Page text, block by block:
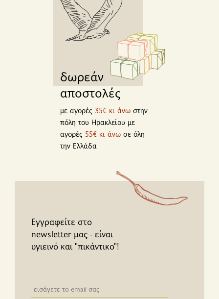
δωρεάν
αποστολές
με αγορές 35€ κι άνω στην
πόλη του Ηρακλείου με
αγορές 55€ κι άνω σε όλη
την Ελλάδα
Εγγραφείτε στο
newsletter μας - είναι
υγιεινό και "πικάντικο"!
Newsletter email input field